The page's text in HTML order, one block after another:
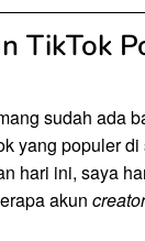
TikTok
sudah ada
yang populer
hari ini, saya
akun creator